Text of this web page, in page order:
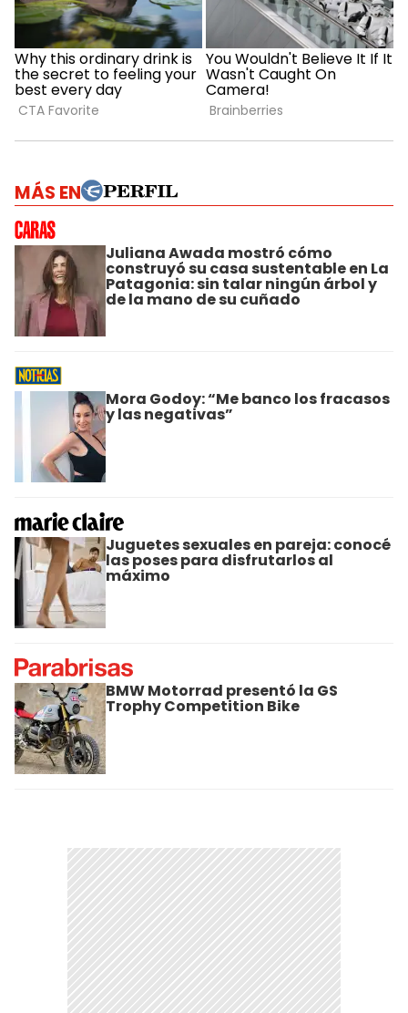
MÁS EN
Juliana Awada mostró cómo
construyó su casa sustentable en La
Patagonia: sin talar ningún árbol y
de la mano de su cuñado
Mora Godoy: “Me banco los fracasos
y las negativas”
Juguetes sexuales en pareja: conocé
las poses para disfrutarlos al
máximo
BMW Motorrad presentó la GS
Trophy Competition Bike